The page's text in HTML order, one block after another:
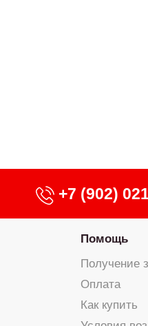
+7 (902)
Помощь
Получение
Оплата
Как купить